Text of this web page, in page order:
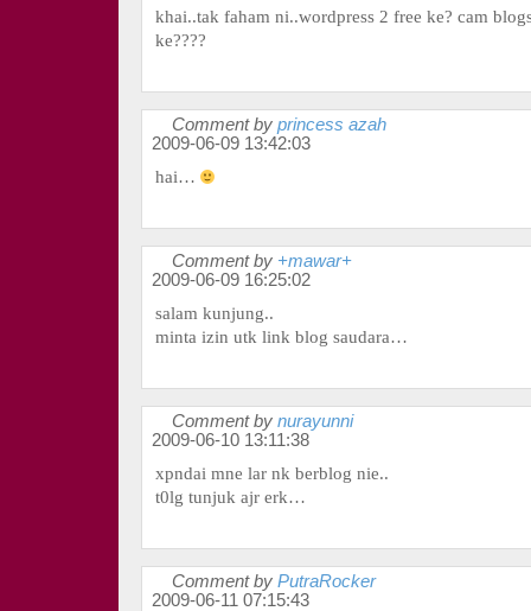
khai..tak faham ni..wordpress 2 free ke? cam
ke????
Comment by princess azah
2009-06-09 13:42:03
hai…
Comment by +mawar+
2009-06-09 16:25:02
salam kunjung..
minta izin utk link blog saudara…
Comment by nurayunni
2009-06-10 13:11:38
xpndai mne lar nk berblog nie..
t0lg tunjuk ajr erk…
Comment by PutraRocker
2009-06-11 07:15:43